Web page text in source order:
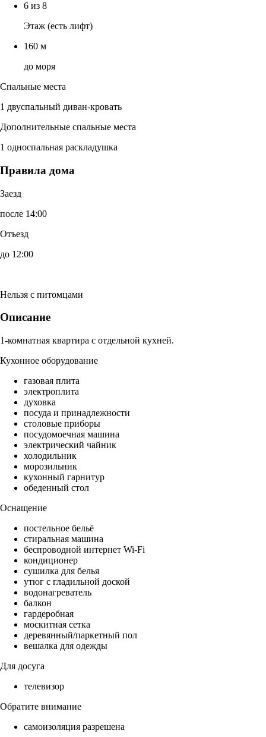
6 из 8
Этаж (есть лифт)
160 м
до моря
Спальные места
1 двуспальный диван-кровать
Дополнительные спальные места
1 односпальная раскладушка
Правила дома
Заезд
после 14:00
Отъезд
до 12:00
Нельзя с питомцами
Описание
1-комнатная квартира с отдельной кухней.
Кухонное оборудование
газовая плита
электроплита
духовка
посуда и принадлежности
столовые приборы
посудомоечная машина
электрический чайник
холодильник
морозильник
кухонный гарнитур
обеденный стол
Оснащение
постельное бельё
стиральная машина
беспроводной интернет Wi-Fi
кондиционер
сушилка для белья
утюг с гладильной доской
водонагреватель
балкон
гардеробная
москитная сетка
деревянный/паркетный пол
вешалка для одежды
Для досуга
телевизор
Обратите внимание
самоизоляция разрешена